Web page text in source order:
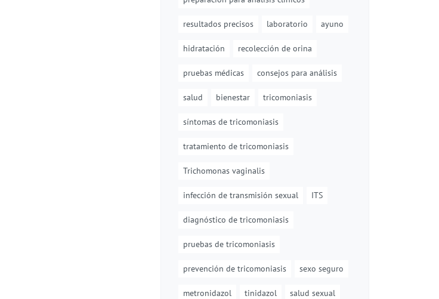
resultados precisos laboratorio ayuno
hidratación recolección de orina
pruebas médicas consejos para análisis
salud bienestar tricomoniasis
síntomas de tricomoniasis
tratamiento de tricomoniasis
Trichomonas vaginalis
infección de transmisión sexual ITS
diagnóstico de tricomoniasis
pruebas de tricomoniasis
prevención de tricomoniasis sexo seguro
metronidazol tinidazol salud sexual